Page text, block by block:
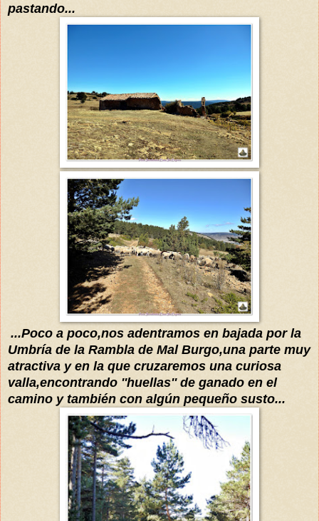
pastando...
...Poco a poco,nos adentramos en bajada por la
Umbría de la Rambla de Mal Burgo,una parte muy
atractiva y en la que cruzaremos una curiosa
valla,encontrando ''huellas'' de ganado en el
camino y también con algún pequeño susto...